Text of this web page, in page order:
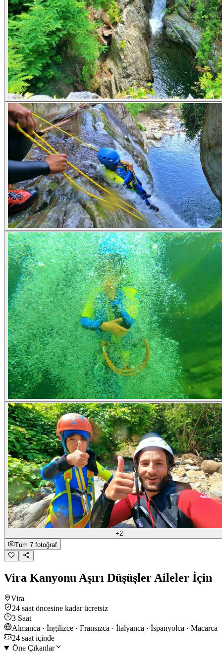
+2
Tüm 7 fotoğraf
Vira Kanyonu Aşırı Düşüşler Aileler İçin
Vira
24 saat öncesine kadar ücretsiz
3 Saat
Almanca · İngilizce · Fransızca · İtalyanca · İspanyolca · Macarca
24 saat içinde
Öne Çıkanlar